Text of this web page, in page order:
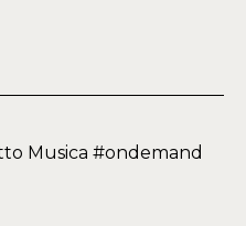
Musica #ondemand